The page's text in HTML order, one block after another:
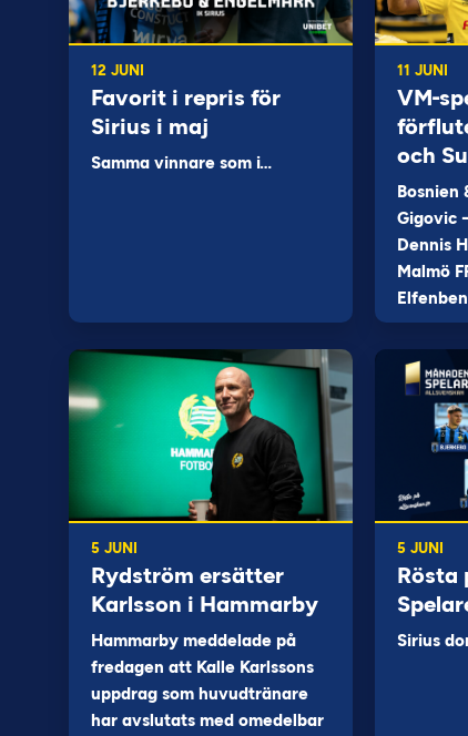
12 JUNI
Favorit i repris för
Sirius i maj
Samma vinnare som i…
11 JUNI
VM-
och
Bosnien
Gigovic
Dennis
Malmö
5 JUNI
Rydström ersätter
Karlsson i Hammarby
Hammarby meddelade på
fredagen att Kalle Karlssons
uppdrag som huvudtränare
har avslutats med omedelbar
5 JUNI
Rösta
Sirius